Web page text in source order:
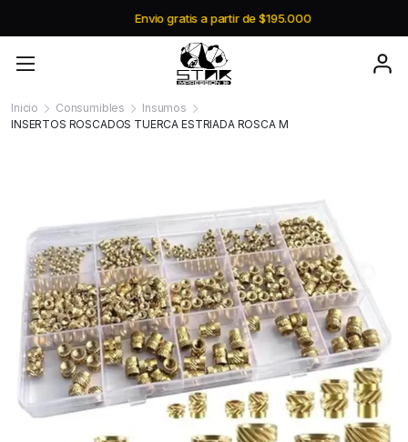
Envio gratis a partir de $195.000
Inicio Consumibles
Insumos
INSERTOS ROSCADOS TUERCA ESTRIADA ROSCA M